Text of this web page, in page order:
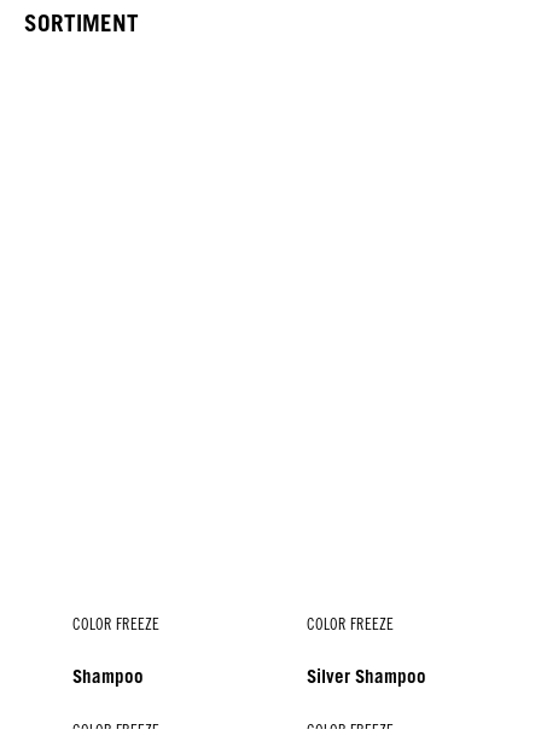
SORTIMENT
COLOR FREEZE
Shampoo
COLOR FREEZE
Silver Shampoo
COLOR FREEZE COLOR FREEZE